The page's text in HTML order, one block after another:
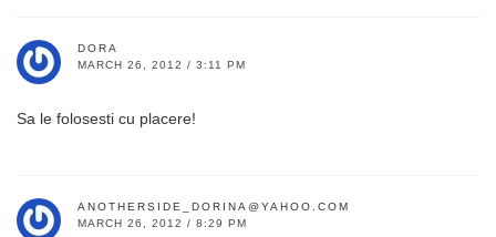
DORA
MARCH 26, 2012 / 3:11 PM
Sa le folosesti cu placere!
ANOTHERSIDE_DORINA@YAHOO.COM
MARCH 26, 2012 / 8:29 PM